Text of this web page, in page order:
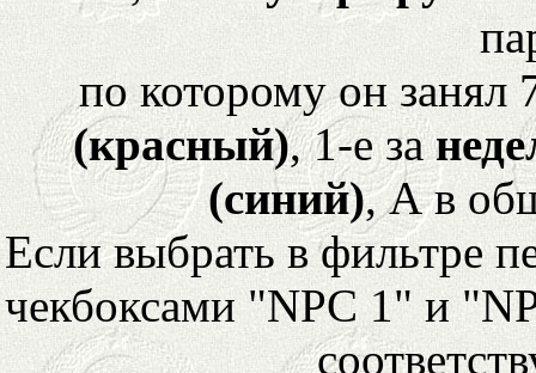
по которому он
(красный), 1-е за
(синий), А в
Если выбрать в фильтре
чекбоксами "NPC 1" и